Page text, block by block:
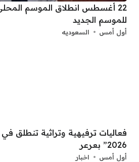
22 أغسطس انطلاق الموسم المحلى
للموسم الجديد
أول أمس السعوديه
فعاليات ترفيهية وتراثية تنطلق
2026” بعرعر
أول أمس اخبار